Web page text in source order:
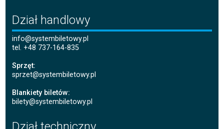
Dział handlowy
info@systembiletowy.pl
tel. +48 737-164-835
Sprzęt:
sprzet@systembiletowy.pl
Blankiety biletów:
bilety@systembiletowy.pl